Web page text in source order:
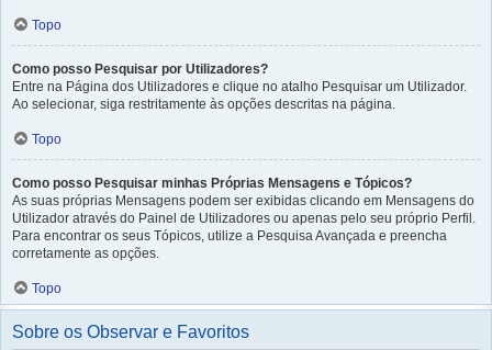
Topo
Como posso Pesquisar por Utilizadores?
Entre na Página dos Utilizadores e clique no atalho Pesquisar um Utilizador.
Ao selecionar, siga restritamente às opções descritas na página.
Topo
Como posso Pesquisar minhas Próprias Mensagens e Tópicos?
As suas próprias Mensagens podem ser exibidas clicando em Mensagens do
Utilizador através do Painel de Utilizadores ou apenas pelo seu próprio Perfil.
Para encontrar os seus Tópicos, utilize a Pesquisa Avançada e preencha
corretamente as opções.
Topo
Sobre os Observar e Favoritos